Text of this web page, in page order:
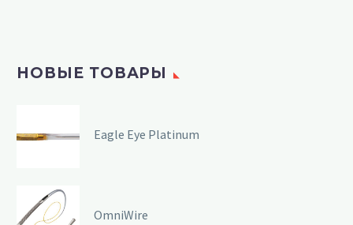
НОВЫЕ ТОВАРЫ
Eagle Eye Platinum
OmniWire